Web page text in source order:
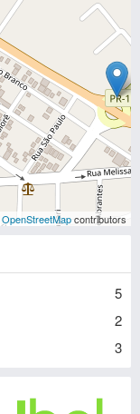
OpenStreetMapcontributors
5
2
3